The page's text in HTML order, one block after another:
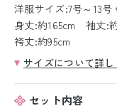
洋服サイズ:7号～13号
身丈:約165cm 袖丈:
袴丈:約95cm
サイズについて詳
セット内容